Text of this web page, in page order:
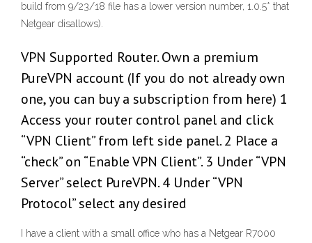
build from 9/23/18 file has a lower version number, 1.0.5* that
Netgear disallows).
VPN Supported Router. Own a premium
PureVPN account (If you do not already own
one, you can buy a subscription from here) 1
Access your router control panel and click
“VPN Client” from left side panel. 2 Place a
“check” on “Enable VPN Client”. 3 Under “VPN
Server” select PureVPN. 4 Under “VPN
Protocol” select any desired
I have a client with a small office who has a Netgear R7000